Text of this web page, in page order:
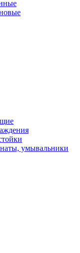
умывальники